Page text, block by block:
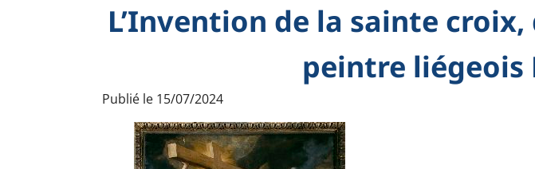
L’Invention de la sainte
peintre liégeois
Publié le 15/07/2024